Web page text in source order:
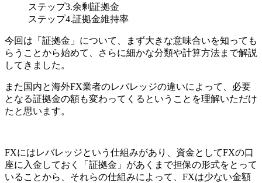
ステップ3.余剰証拠金
ステップ4.証拠金維持率
今回は「証拠金」について、まず大きな意味合いを知っても
らうことから始めて、さらに細かな分類や計算方法まで解説
してきました。
また国内と海外FX業者のレバレッジの違いによって、必要
となる証拠金の額も変わってくるということを理解いただけ
たと思います。
FXにはレバレッジという仕組みがあり、資金としてFXの口
座に入金しておく「証拠金」があくまで担保の形式をとって
いることから、それらの仕組みによって、FXは少ない金額